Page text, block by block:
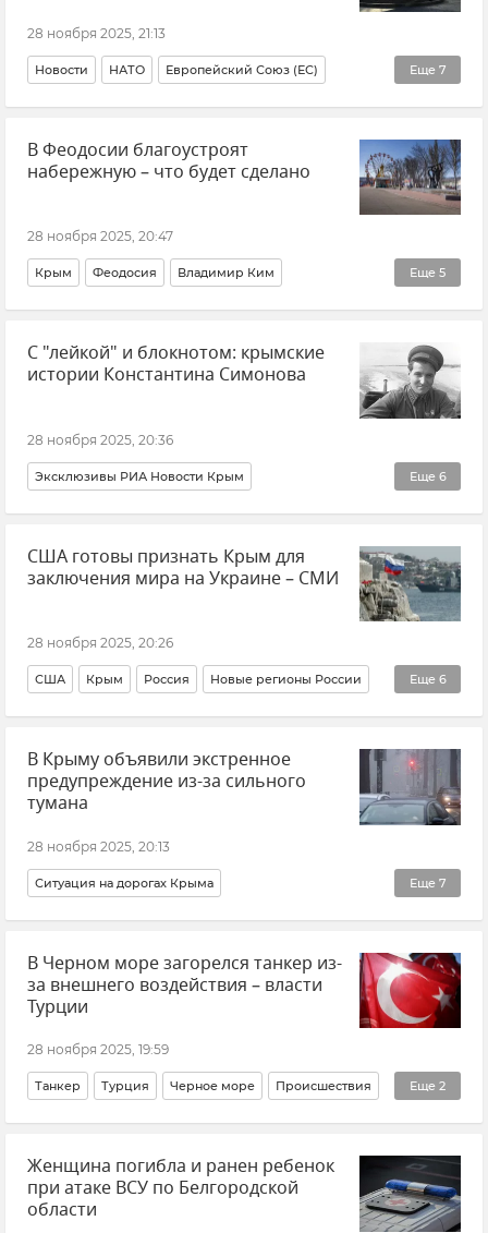
28 ноября 2025, 21:13
Еще 7
Новости НАТО Европейский Союз (ЕС)
Украина Россия США Политика
Внешняя политика Новости
В Феодосии благоустроят
набережную – что будет сделано
28 ноября 2025, 20:47
Еще 5
Крым Феодосия Владимир Ким
Благоустройство Набережная
Набережные Крыма Городская среда
С "лейкой" и блокнотом: крымские
истории Константина Симонова
28 ноября 2025, 20:36
Еще 6
Эксклюзивы РИА Новости Крым
Константин Симонов Поэзия Литература
Крым в Великой Отечественной войне
Великая Отечественная война
США готовы признать Крым для
заключения мира на Украине – СМИ
28 ноября 2025, 20:26
Еще 6
США Крым Россия Новые регионы России
Переговоры Политика Внешняя политика
СМИ Новости Украина
В Крыму объявили экстренное
предупреждение из-за сильного
тумана
28 ноября 2025, 20:13
Еще 7
Ситуация на дорогах Крыма
Штормовое предупреждение
ГУ МЧС РФ по Республике Крым
Крымский гидрометцентр
Погода в Крыму
В Черном море загорелся танкер из-
за внешнего воздействия – власти
Турции
28 ноября 2025, 19:59
Еще 2
Танкер Турция Черное море Происшествия
В мире Новости
Женщина погибла и ранен ребенок
при атаке ВСУ по Белгородской
области